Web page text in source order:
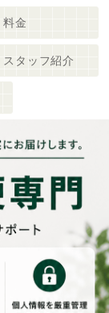
料金
スタッフ紹介